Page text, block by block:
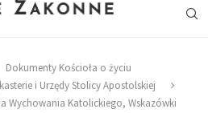
Dokumenty Kościoła o życiu
i Urzędy Stolicy Apostolskiej
Wychowania Katolickiego, Wskazówki